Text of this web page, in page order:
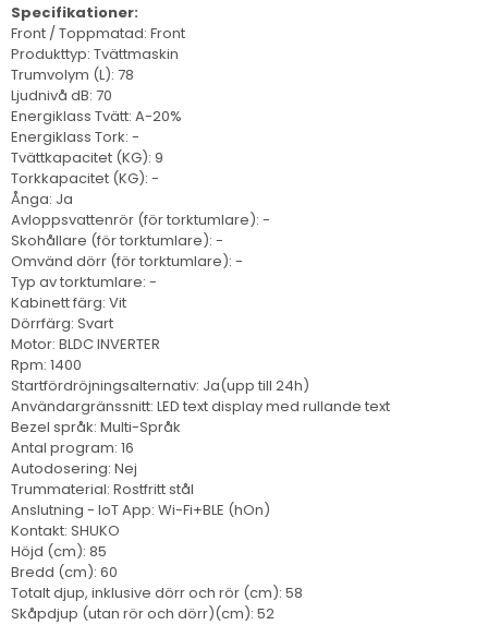
Specifikationer:
Front / Toppmatad: Front
Produkttyp: Tvättmaskin
Trumvolym (L): 78
Ljudnivå dB: 70
Energiklass Tvätt: A-20%
Energiklass Tork: -
Tvättkapacitet (KG): 9
Torkkapacitet (KG): -
Ånga: Ja
Avloppsvattenrör (för torktumlare): -
Skohållare (för torktumlare): -
Omvänd dörr (för torktumlare): -
Typ av torktumlare: -
Kabinett färg: Vit
Dörrfärg: Svart
Motor: BLDC INVERTER
Rpm: 1400
Startfördröjningsalternativ: Ja(upp till 24h)
Användargränssnitt: LED text display med rullande text
Bezel språk: Multi-Språk
Antal program: 16
Autodosering: Nej
Trummaterial: Rostfritt stål
Anslutning - IoT App: Wi-Fi+BLE (hOn)
Kontakt: SHUKO
Höjd (cm): 85
Bredd (cm): 60
Totalt djup, inklusive dörr och rör (cm): 58
Skåpdjup (utan rör och dörr)(cm): 52